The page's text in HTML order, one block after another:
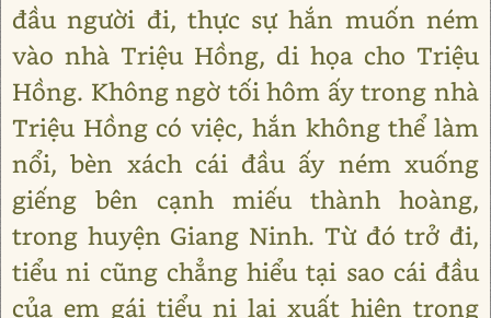
đầu người đi, thực sự hắn muốn ném
vào nhà Triệu Hồng, di họa cho Triệu
Hồng. Không ngờ tối hôm ấy trong nhà
Triệu Hồng có việc, hắn không thể làm
nổi, bèn xách cái đầu ấy ném xuống
giếng bên cạnh miếu thành hoàng,
trong huyện Giang Ninh. Từ đó trở đi,
tiểu ni cũng chẳng hiểu tại sao cái đầu
của em gái tiểu ni lại xuất hiện trong